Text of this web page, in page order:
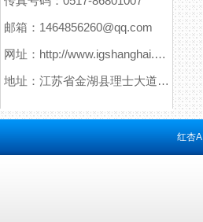
邮箱：1464856260@qq.com
网址：http://www.igshanghai.com
地址：江苏省金湖县理士大道61号
红杏